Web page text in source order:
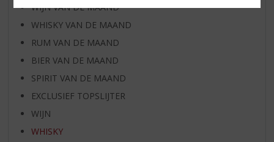
WIJN VAN DE MAAND
WHISKY VAN DE MAAND
RUM VAN DE MAAND
BIER VAN DE MAAND
SPIRIT VAN DE MAAND
EXCLUSIEF TOPSLIJTER
WIJN
WHISKY